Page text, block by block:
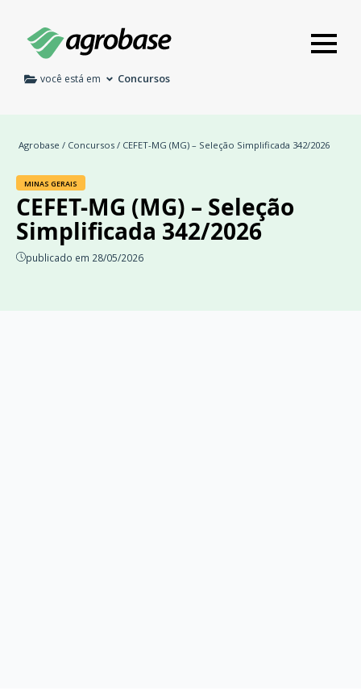
você está em Concursos
Agrobase / Concursos / CEFET-MG (MG) – Seleção Simplificada 342/2026
MINAS GERAIS
CEFET-MG (MG) – Seleção
Simplificada 342/2026
publicado em 28/05/2026